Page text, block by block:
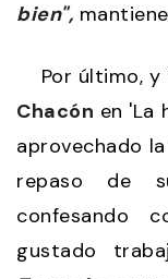
bien",
Por último, y
Chacón en 'La
aprovechado
repaso de
confesando
gustado